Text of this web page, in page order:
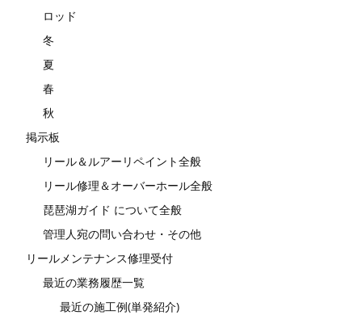
ロッド
冬
夏
春
秋
掲示板
リール＆ルアーリペイント全般
リール修理＆オーバーホール全般
琵琶湖ガイド について全般
管理人宛の問い合わせ・その他
リールメンテナンス修理受付
最近の業務履歴一覧
最近の施工例(単発紹介)